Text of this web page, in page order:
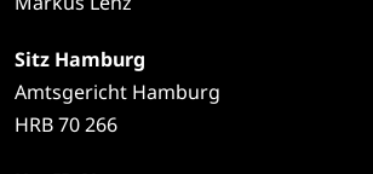
Sitz Hamburg
Amtsgericht Hamburg
HRB 70 266